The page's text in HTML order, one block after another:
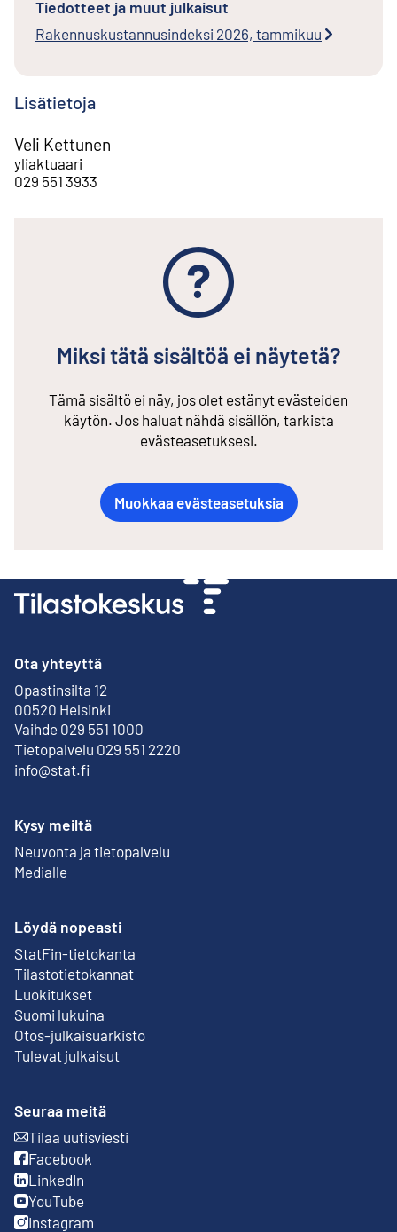
Tiedotteet ja muut julkaisut
Rakennuskustannusindeksi 2026, tammikuu
Lisätietoja
Veli Kettunen
yliaktuaari
029 551 3933
Miksi tätä sisältöä ei näytetä?
Tämä sisältö ei näy, jos olet estänyt evästeiden
käytön. Jos haluat nähdä sisällön, tarkista
evästeasetuksesi.
Muokkaa evästeasetuksia
Ota yhteyttä
Opastinsilta 12
00520 Helsinki
Ulkoinen linkki
Vaihde 029 551 1000
Tietopalvelu 029 551 2220
info@stat.fi
Kysy meiltä
Neuvonta ja tietopalvelu
Medialle
Löydä nopeasti
StatFin-tietokanta
Ulkoinen linkki
Tilastotietokannat
Luokitukset
Suomi lukuina
Otos-julkaisuarkisto
Ulkoinen linkki
Tulevat julkaisut
Seuraa meitä
Tilaa uutisviesti
Ulkoinen linkki
Facebook
Ulkoinen linkki
LinkedIn
Ulkoinen linkki
YouTube
Ulkoinen linkki
Instagram